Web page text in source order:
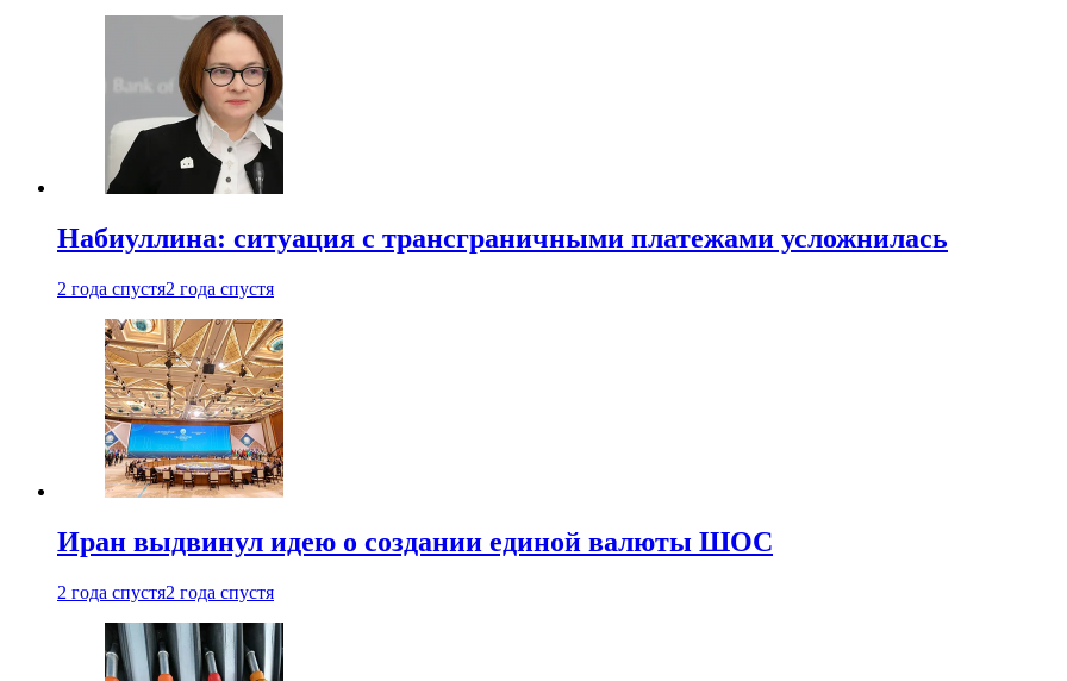
Набиуллина: ситуация с трансграничными платежами усложнилась
2 года спустя2 года спустя
Иран выдвинул идею о создании единой валюты ШОС
2 года спустя2 года спустя